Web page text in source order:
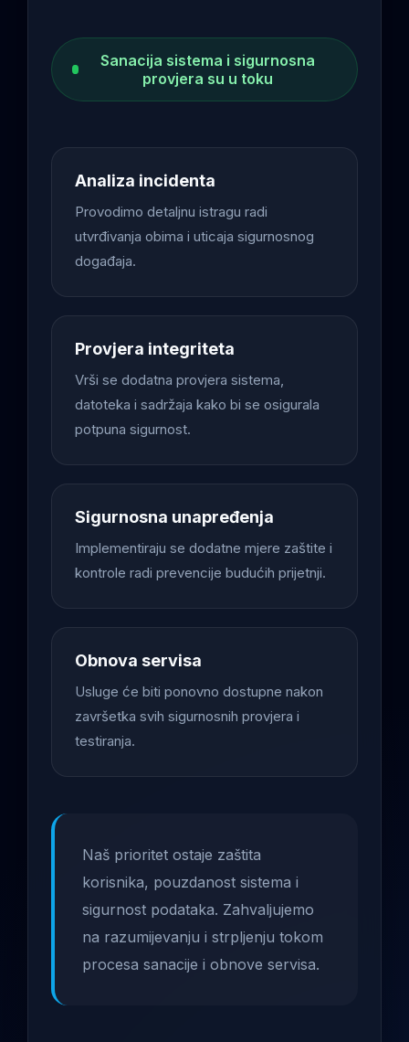
Sanacija sistema i sigurnosna
provjera su u toku
Analiza incidenta
Provodimo detaljnu istragu radi
utvrđivanja obima i uticaja sigurnosnog
događaja.
Provjera integriteta
Vrši se dodatna provjera sistema,
datoteka i sadržaja kako bi se osigurala
potpuna sigurnost.
Sigurnosna unapređenja
Implementiraju se dodatne mjere zaštite i
kontrole radi prevencije budućih prijetnji.
Obnova servisa
Usluge će biti ponovno dostupne nakon
završetka svih sigurnosnih provjera i
testiranja.
Naš prioritet ostaje zaštita
korisnika, pouzdanost sistema i
sigurnost podataka. Zahvaljujemo
na razumijevanju i strpljenju tokom
procesa sanacije i obnove servisa.